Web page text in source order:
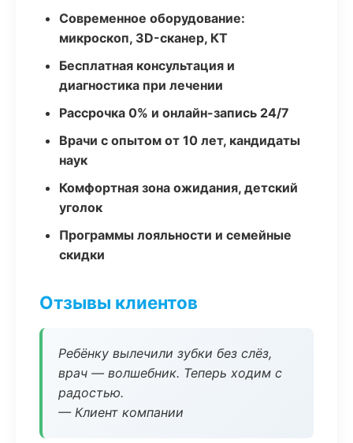
Современное оборудование:
микроскоп, 3D-сканер, КТ
Бесплатная консультация и
диагностика при лечении
Рассрочка 0% и онлайн-запись 24/7
Врачи с опытом от 10 лет, кандидаты
наук
Комфортная зона ожидания, детский
уголок
Программы лояльности и семейные
скидки
Отзывы клиентов
Ребёнку вылечили зубки без слёз,
врач — волшебник. Теперь ходим с
радостью.
— Клиент компании